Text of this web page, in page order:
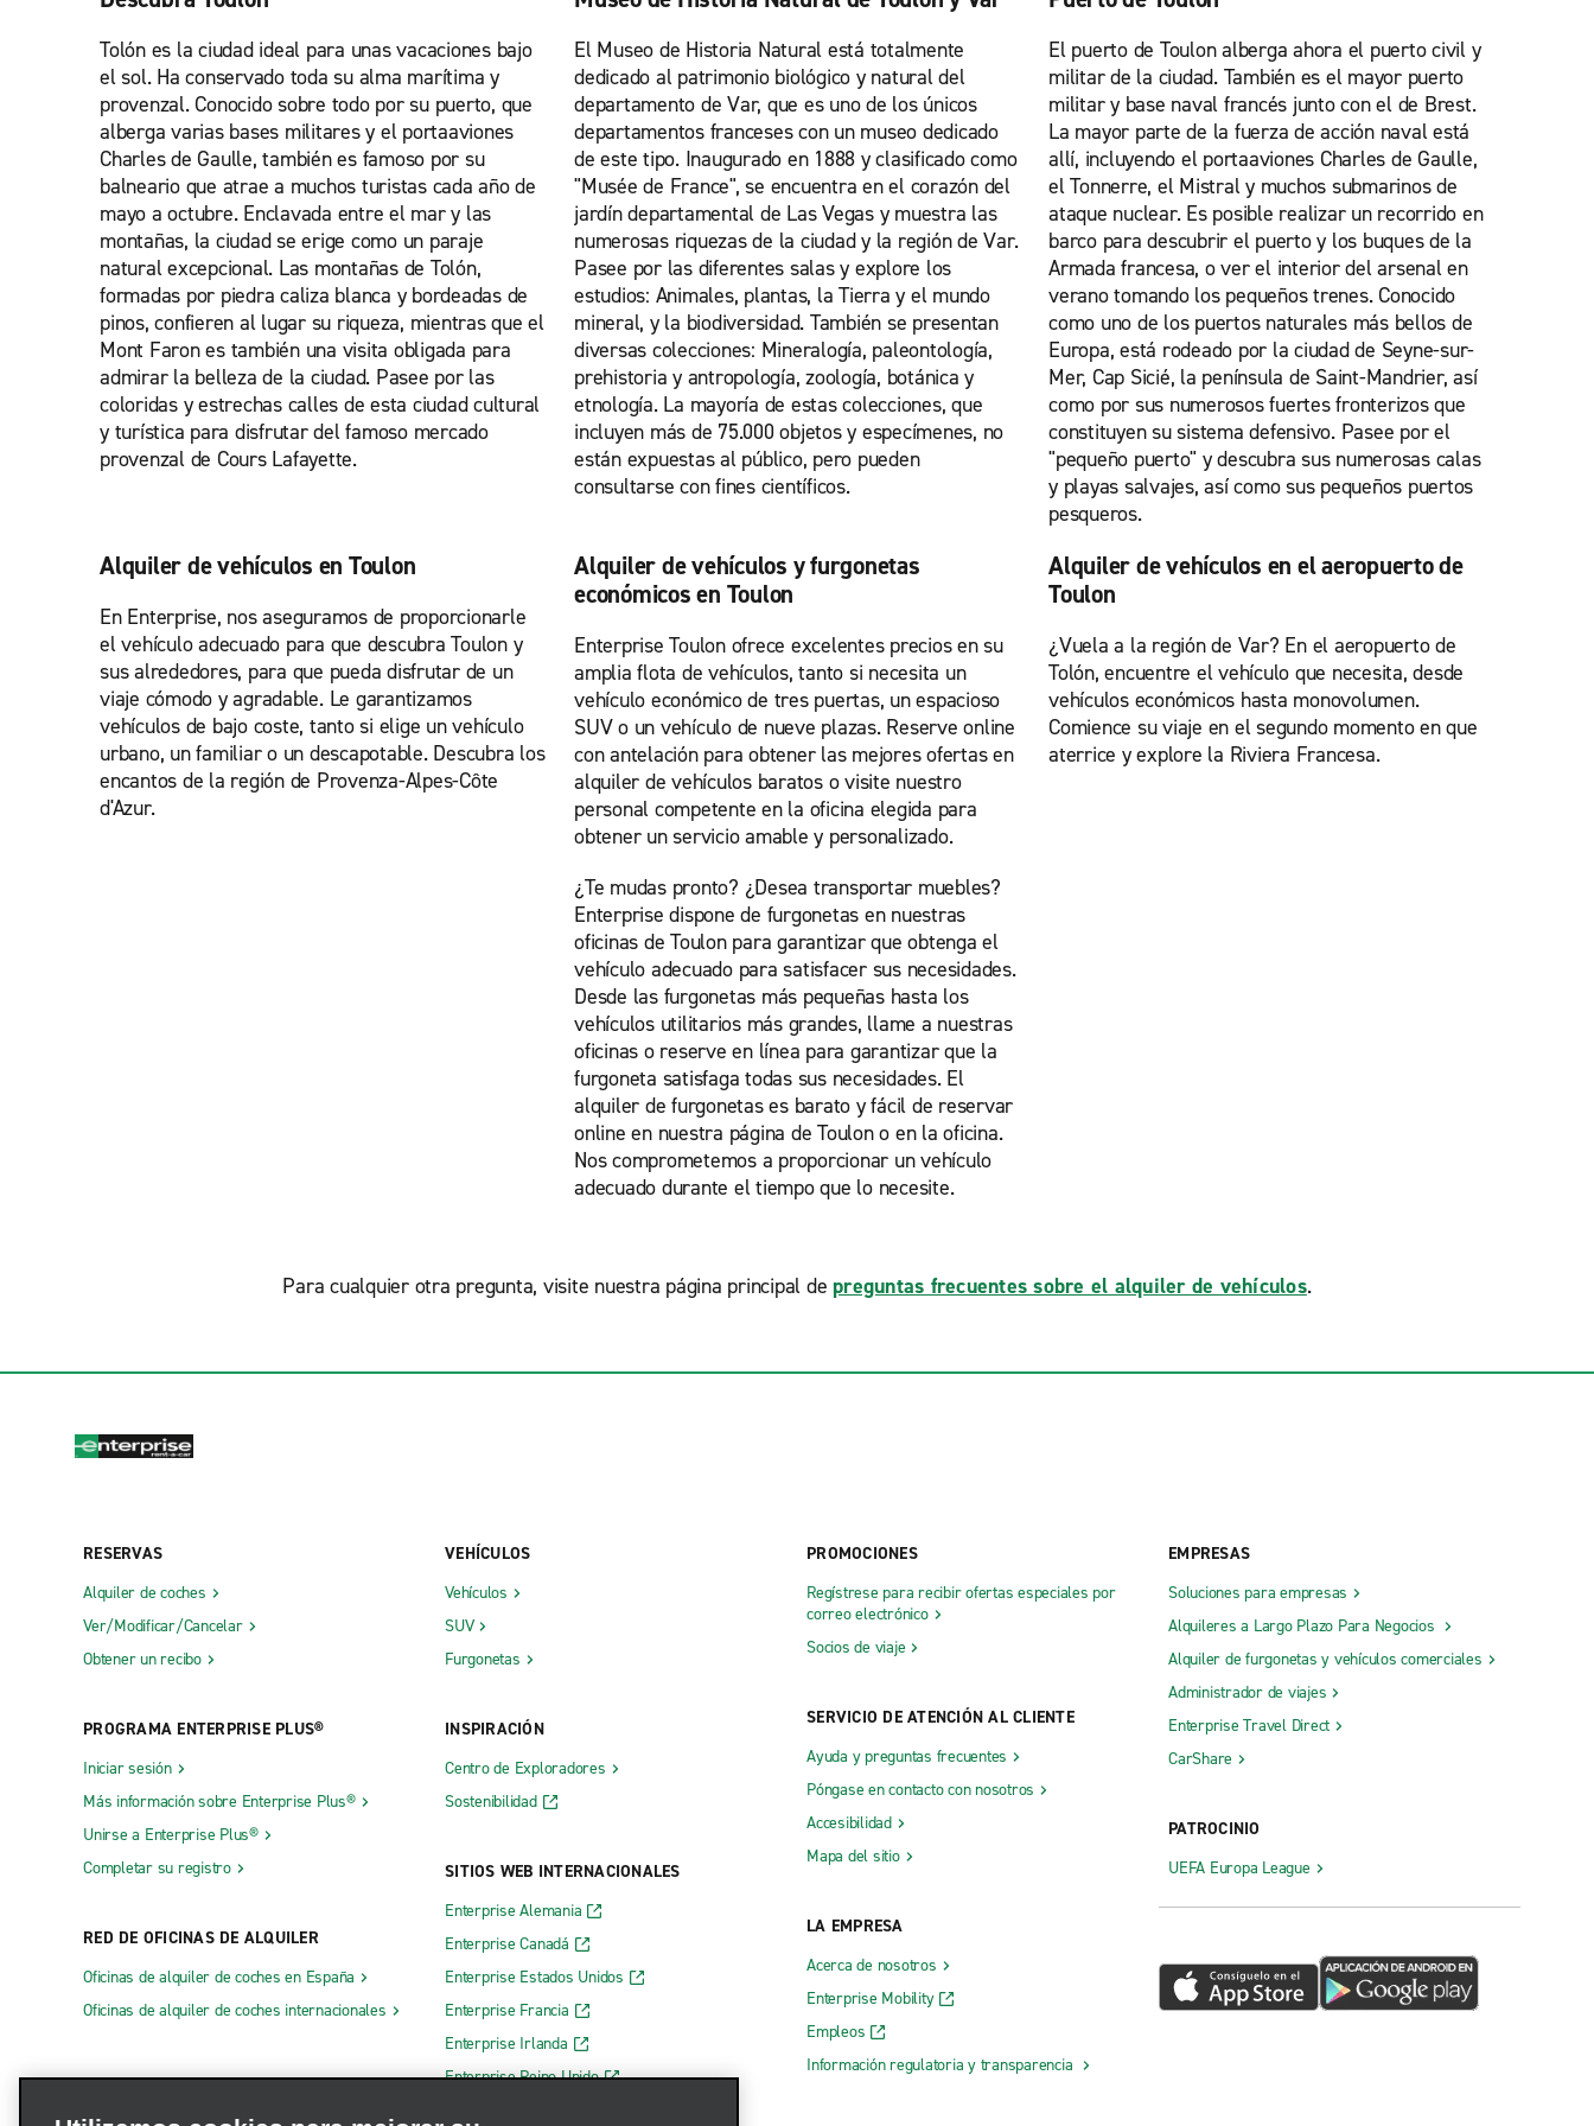
Tolón es la ciudad ideal para unas vacaciones bajo
el sol. Ha conservado toda su alma marítima y
provenzal. Conocido sobre todo por su puerto, que
alberga varias bases militares y el portaaviones
Charles de Gaulle, también es famoso por su
balneario que atrae a muchos turistas cada año de
mayo a octubre. Enclavada entre el mar y las
montañas, la ciudad se erige como un paraje
natural excepcional. Las montañas de Tolón,
formadas por piedra caliza blanca y bordeadas de
pinos, confieren al lugar su riqueza, mientras que el
Mont Faron es también una visita obligada para
admirar la belleza de la ciudad. Pasee por las
coloridas y estrechas calles de esta ciudad cultural
y turística para disfrutar del famoso mercado
provenzal de Cours Lafayette.
El Museo de Historia Natural está totalmente
dedicado al patrimonio biológico y natural del
departamento de Var, que es uno de los únicos
departamentos franceses con un museo dedicado
de este tipo. Inaugurado en 1888 y clasificado como
"Musée de France", se encuentra en el corazón del
jardín departamental de Las Vegas y muestra las
numerosas riquezas de la ciudad y la región de Var.
Pasee por las diferentes salas y explore los
estudios: Animales, plantas, la Tierra y el mundo
mineral, y la biodiversidad. También se presentan
diversas colecciones: Mineralogía, paleontología,
prehistoria y antropología, zoología, botánica y
etnología. La mayoría de estas colecciones, que
incluyen más de 75.000 objetos y especímenes, no
están expuestas al público, pero pueden
consultarse con fines científicos.
El puerto de Toulon alberga ahora el puerto civil y
militar de la ciudad. También es el mayor puerto
militar y base naval francés junto con el de Brest.
La mayor parte de la fuerza de acción naval está
allí, incluyendo el portaaviones Charles de Gaulle,
el Tonnerre, el Mistral y muchos submarinos de
ataque nuclear. Es posible realizar un recorrido en
barco para descubrir el puerto y los buques de la
Armada francesa, o ver el interior del arsenal en
verano tomando los pequeños trenes. Conocido
como uno de los puertos naturales más bellos de
Europa, está rodeado por la ciudad de Seyne-sur-
Mer, Cap Sicié, la península de Saint-Mandrier, así
como por sus numerosos fuertes fronterizos que
constituyen su sistema defensivo. Pasee por el
"pequeño puerto" y descubra sus numerosas calas
y playas salvajes, así como sus pequeños puertos
pesqueros.
Alquiler de vehículos en Toulon
En Enterprise, nos aseguramos de proporcionarle
el vehículo adecuado para que descubra Toulon y
sus alrededores, para que pueda disfrutar de un
viaje cómodo y agradable. Le garantizamos
vehículos de bajo coste, tanto si elige un vehículo
urbano, un familiar o un descapotable. Descubra los
encantos de la región de Provenza-Alpes-Côte
d'Azur.
Alquiler de vehículos y furgonetas
económicos en Toulon
Enterprise Toulon ofrece excelentes precios en su
amplia flota de vehículos, tanto si necesita un
vehículo económico de tres puertas, un espacioso
SUV o un vehículo de nueve plazas. Reserve online
con antelación para obtener las mejores ofertas en
alquiler de vehículos baratos o visite nuestro
personal competente en la oficina elegida para
obtener un servicio amable y personalizado.
¿Te mudas pronto? ¿Desea transportar muebles?
Enterprise dispone de furgonetas en nuestras
oficinas de Toulon para garantizar que obtenga el
vehículo adecuado para satisfacer sus necesidades.
Desde las furgonetas más pequeñas hasta los
vehículos utilitarios más grandes, llame a nuestras
oficinas o reserve en línea para garantizar que la
furgoneta satisfaga todas sus necesidades. El
alquiler de furgonetas es barato y fácil de reservar
online en nuestra página de Toulon o en la oficina.
Nos comprometemos a proporcionar un vehículo
adecuado durante el tiempo que lo necesite.
Alquiler de vehículos en el aeropuerto de
Toulon
¿Vuela a la región de Var? En el aeropuerto de
Tolón, encuentre el vehículo que necesita, desde
vehículos económicos hasta monovolumen.
Comience su viaje en el segundo momento en que
aterrice y explore la Riviera Francesa.
Para cualquier otra pregunta, visite nuestra página principal de preguntas frecuentes sobre el alquiler de vehículos.
RESERVAS
Alquiler de coches
Ver/Modificar/Cancelar
Obtener un recibo
PROGRAMA ENTERPRISE PLUS®
Iniciar sesión
Más información sobre Enterprise Plus®
Unirse a Enterprise Plus®
Completar su registro
RED DE OFICINAS DE ALQUILER
Oficinas de alquiler de coches en España
Oficinas de alquiler de coches internacionales
VEHÍCULOS
Vehículos
SUV
Furgonetas
INSPIRACIÓN
Centro de Exploradores
Sostenibilidad
SITIOS WEB INTERNACIONALES
Enterprise Alemania
Enterprise Canadá
Enterprise Estados Unidos
Enterprise Francia
Enterprise Irlanda
Enterprise Reino Unido
PROMOCIONES
Regístrese para recibir ofertas especiales por
correo electrónico
Socios de viaje
SERVICIO DE ATENCIÓN AL CLIENTE
Ayuda y preguntas frecuentes
Póngase en contacto con nosotros
Accesibilidad
Mapa del sitio
LA EMPRESA
Acerca de nosotros
Enterprise Mobility
Empleos
Información regulatoria y transparencia
EMPRESAS
Soluciones para empresas
Alquileres a Largo Plazo Para Negocios
Alquiler de furgonetas y vehículos comerciales
Administrador de viajes
Enterprise Travel Direct
CarShare
PATROCINIO
UEFA Europa League